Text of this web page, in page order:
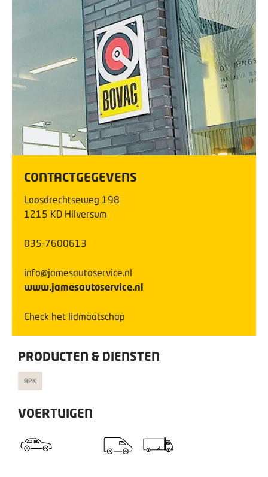
CONTACTGEGEVENS
Loosdrechtseweg 198
1215 KD Hilversum
035-7600613
info@jamesautoservice.nl
www.jamesautoservice.nl
Check het lidmaatschap
PRODUCTEN & DIENSTEN
APK
VOERTUIGEN